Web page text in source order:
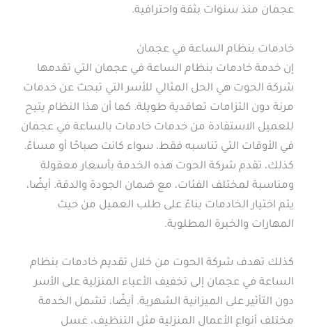
عجمان منذ سنوات بثقة واحترافية.
خادمات بنظام الساعة في عجمان
إن خدمة خادمات بنظام الساعة في عجمان التي تقدمها
شركة الحوت هي الحل المثالي للأسر التي تبحث عن خدمات
مرنة دون التزامات تعاقدية طويلة. كما أن هذا النظام يتيح
للعميل الاستفادة من خدمات خادمات بالساعة في عجمان
في الأوقات التي تناسبه فقط، سواء كانت صباحًا أو مساءً.
كذلك، تقدم شركة الحوت هذه الخدمة بأسعار معقولة
ومناسبة لمختلف الفئات، مع ضمان الجودة والدقة. أيضًا،
يتم اختيار الخادمات بناءً على طلب العميل من حيث
المهارات والخبرة المطلوبة.
كذلك تهدف شركة الحوت من خلال تقديم خادمات بنظام
الساعة في عجمان إلى تخفيف الأعباء المنزلية على الأسر
دون التأثير على الميزانية الشهرية. أيضًا، تشمل الخدمة
مختلف أنواع الأعمال المنزلية مثل التنظيف، غسل